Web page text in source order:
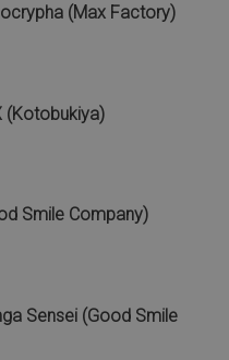
(Max Factory)
(Kotobukiya)
Smile Company)
Sensei (Good Smile